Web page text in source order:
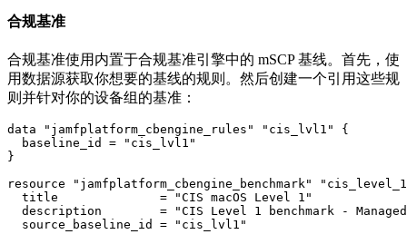
合规基准
合规基准使用内置于合规基准引擎中的 mSCP 基线。首先，使
用数据源获取你想要的基线的规则。然后创建一个引用这些规
则并针对你的设备组的基准：
data "jamfplatform_cbengine_rules" "cis_lvl1" {
  baseline_id = "cis_lvl1"
}
resource "jamfplatform_cbengine_benchmark"
  title              = "CIS macOS Level 1"
description        = "CIS Level 1 benchmark -
  source_baseline_id = "cis_lvl1"